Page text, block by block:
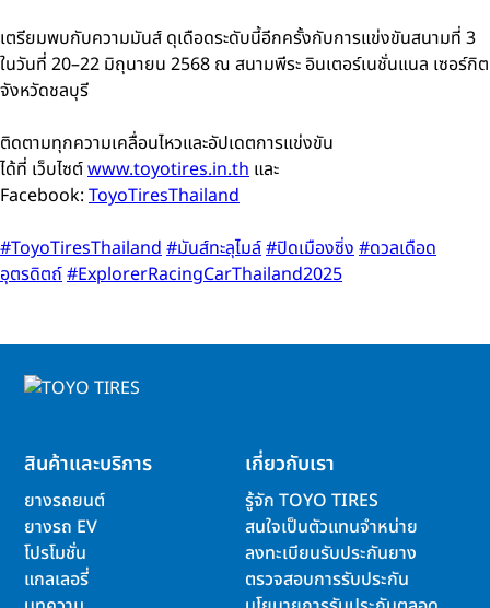
เตรียมพบกับความมันส์ ดุเดือดระดับนี้อีกครั้งกับการแข่งขันสนามที่ 3
ในวันที่ 20–22 มิถุนายน 2568 ณ สนามพีระ อินเตอร์เนชั่นแนล เซอร์กิต
จังหวัดชลบุรี
ติดตามทุกความเคลื่อนไหวและอัปเดตการแข่งขัน
ได้ที่ เว็บไซต์www.toyotires.in.th และ
Facebook: ToyoTiresThailand
#ToyoTiresThailand#มันส์ทะลุไมล์#ปิดเมืองซิ่ง#ดวลเดือด
อุตรดิตถ์#ExplorerRacingCarThailand2025
สินค้าและบริการ
ยางรถยนต์
ยางรถ EV
โปรโมชั่น
แกลเลอรี่
เกี่ยวกับเรา
รู้จัก TOYO TIRES
สนใจเป็นตัวแทนจำหน่าย
ลงทะเบียนรับประกันยาง
ตรวจสอบการรับประกัน